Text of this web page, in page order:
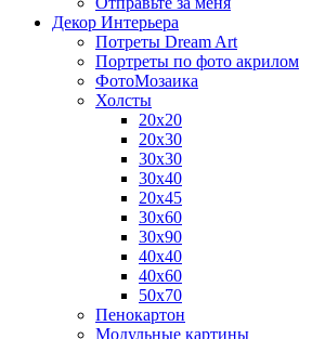
Декор Интерьера
Потреты Dream Art
Портреты по фото акрилом
ФотоМозаика
Холсты
20х20
20х30
30х30
30х40
20х45
30х60
30х90
40х40
40х60
50х70
Пенокартон
Модульные картины